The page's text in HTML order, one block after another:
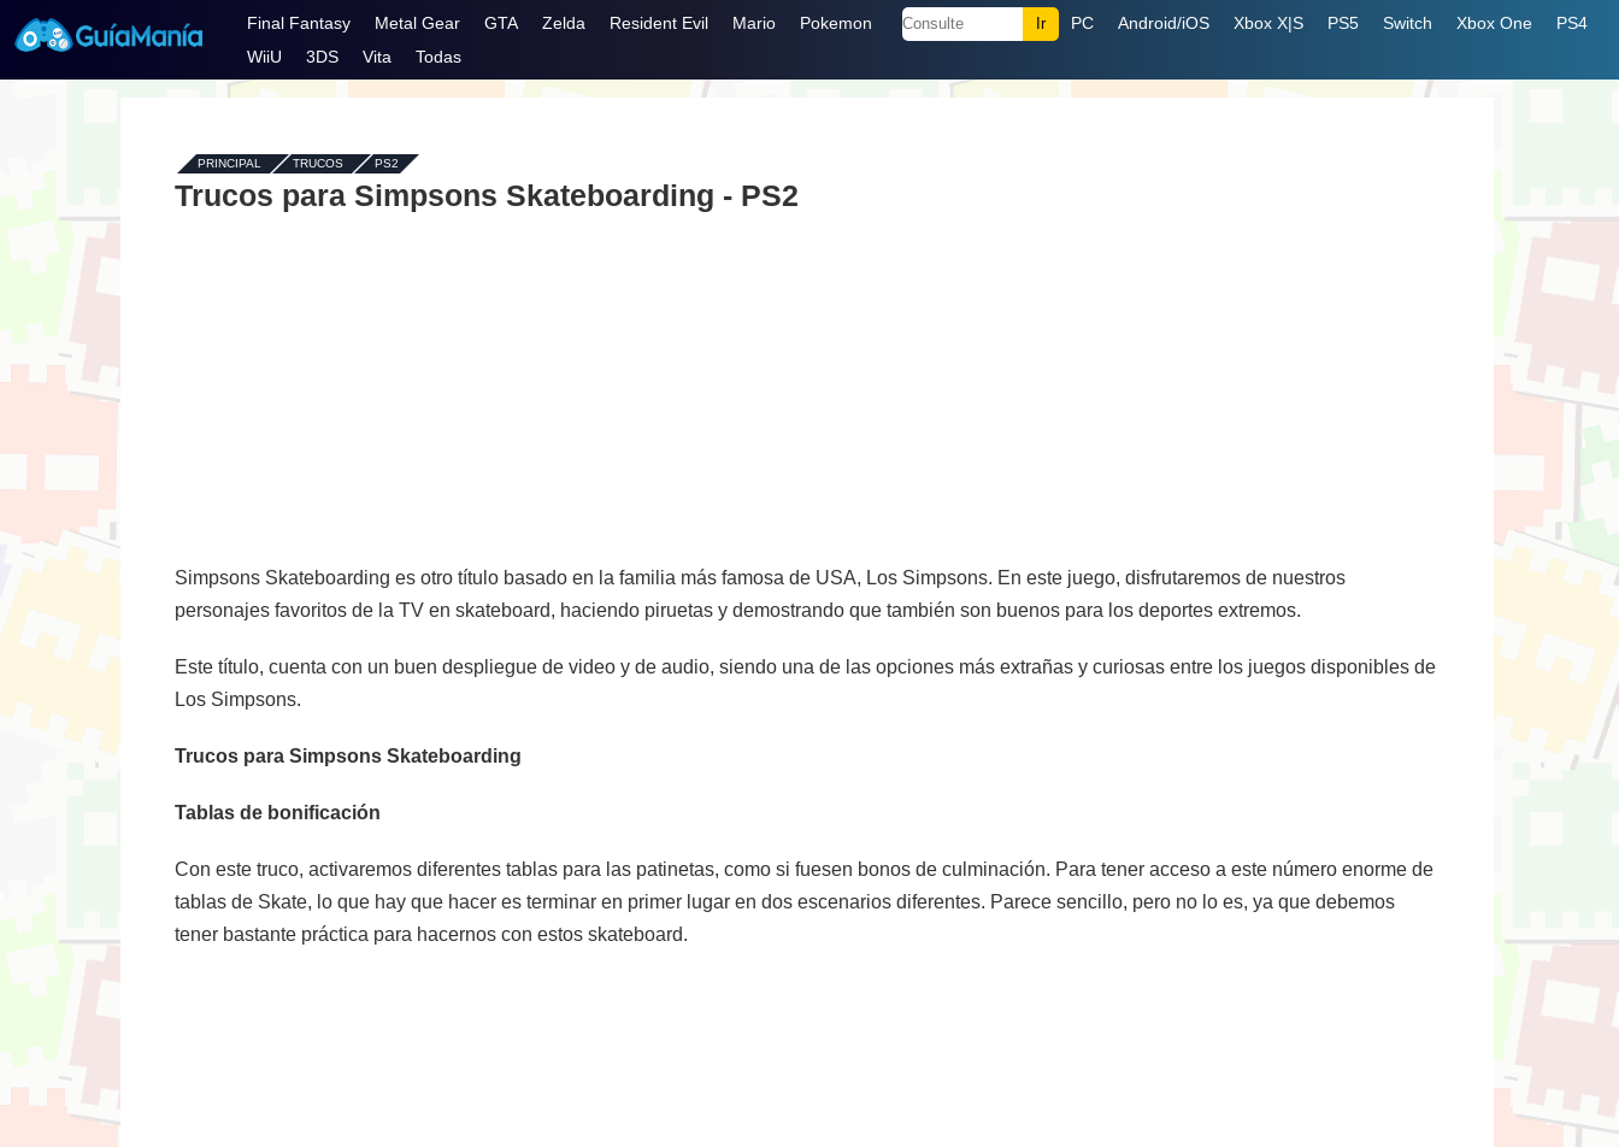
Final Fantasy Metal Gear GTA Zelda Resident Evil Mario Pokemon PC Android/iOS Xbox X|S PS5 Switch Xbox One
PS4
WiiU
3DS Vita Todas
PRINCIPAL - TRUCOS- PS2
Trucos para Simpsons Skateboarding - PS2
Simpsons Skateboarding es otro título basado en la familia más famosa de USA, Los Simpsons. En este juego, disfrutaremos de nuestros
personajes favoritos de la TV en skateboard, haciendo piruetas y demostrando que también son buenos para los deportes extremos.
Este título, cuenta con un buen despliegue de video y de audio, siendo una de las opciones más extrañas y curiosas entre los juegos disponibles de
Los Simpsons.
Trucos para Simpsons Skateboarding
Tablas de bonificación
Con este truco, activaremos diferentes tablas para las patinetas, como si fuesen bonos de culminación. Para tener acceso a este número enorme de
tablas de Skate, lo que hay que hacer es terminar en primer lugar en dos escenarios diferentes. Parece sencillo, pero no lo es, ya que debemos
tener bastante práctica para hacernos con estos skateboard.